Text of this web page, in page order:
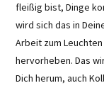
fleißig bist, Dinge
wird sich das in
Arbeit zum
hervorheben. Das
Dich herum, auch